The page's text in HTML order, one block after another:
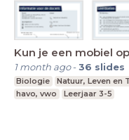
Kun je een mobiel
1 month ago-36 slides
Biologie Natuur, Leven en
havo, vwo
Leerjaar 3-5